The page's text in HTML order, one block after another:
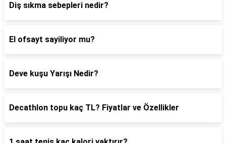
Diş sıkma sebepleri nedir?
El ofsayt sayiliyor mu?
Deve kuşu Yarışı Nedir?
Decathlon topu kaç TL? Fiyatlar ve Özellikler